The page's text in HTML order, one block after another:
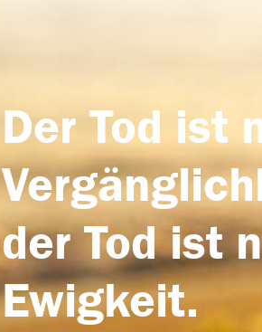
Der Tod ist
der Tod ist
Ewigkeit.